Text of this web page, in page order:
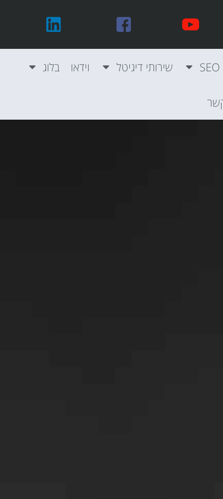
שירותי דיגיטל וידאו בלוג